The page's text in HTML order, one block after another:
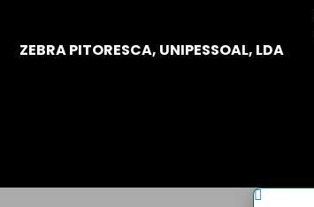
ZEBRA PITORESCA, UNIPESSOAL, LDA